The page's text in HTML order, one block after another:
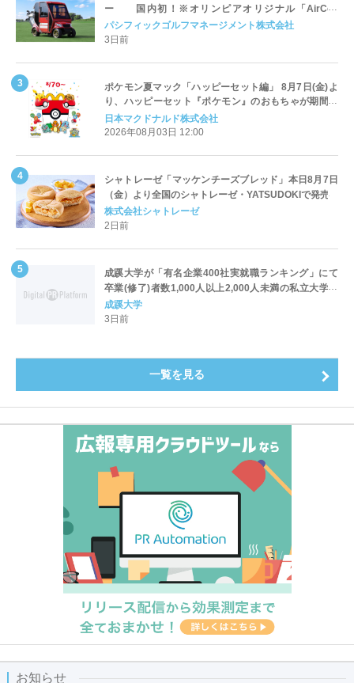
ー 国内初！※オリンピアオリジナル「AirCon
Cart（エアコンカート）」導入 | ＰＧＭ
パシフィックゴルフマネージメント株式会社
3日前
ポケモン夏マック「ハッピーセット編」 8月7日(金)よ
り、ハッピーセット『ポケモン』のおもちゃが期間限
定登場
日本マクドナルド株式会社
2026年08月03日 12:00
シャトレーゼ「マッケンチーズブレッド」本日8月7日
（金）より全国のシャトレーゼ・YATSUDOKIで発売
株式会社シャトレーゼ
2日前
成蹊大学が「有名企業400社実就職ランキング」にて
卒業(修了)者数1,000人以上2,000人未満の私立大学で
全国第1位を獲得！～実就職率は26.5%（前年比＋
4.3pt）に伸長、東京の私立大学でも10位にランクイン
成蹊大学
3日前
一覧を見る
お知らせ